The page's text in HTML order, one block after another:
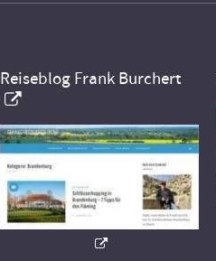
Reiseblog Frank Burchert